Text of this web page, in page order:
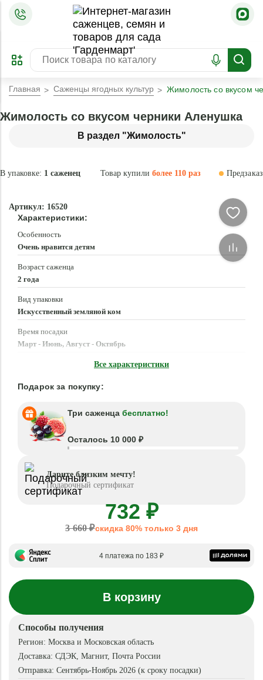
ПРЕДЗАКАЗ
ЗАБРОНИРОВАТЬ
ЛУЧШЕЕ
Главная Саженцы ягодных культур Жимолость со вкусом
В раздел "Жимолость"
Жимолость со вкусом черники Аленушка
В упаковке: 1 саженец Товар купили более 110 раз Предзаказ
–35 °
Артикул: 16520
Характеристики:
Особенность
Очень нравится детям
Возраст саженца
2 года
Вид упаковки
Искусственный земляной ком
Время посадки
Март - Июнь, Август - Октябрь
Все характеристики
Подарок за покупку:
Три саженца бесплатно!
Осталось 10 000 ₽
Дарите близким мечту!
Подарочный сертификат
732 ₽
3 660 ₽скидка 80% только 3 дня
4 платежа по 183 ₽
В корзину
Способы получения
Регион: Москва и Московская область
Доставка: СДЭК, Магнит, Почта России
Отправка: Сентябрь-Ноябрь 2026 (к сроку посадки)